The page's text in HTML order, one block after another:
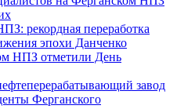
рекордная переработка
эпохи Данченко
НПЗ отметили День
завод
Ферганского